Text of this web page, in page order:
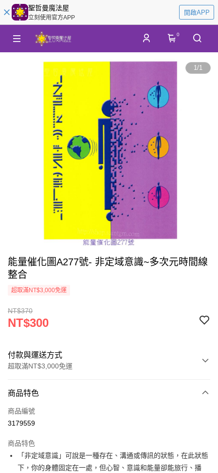
聖哲曼魔法屋
立刻使用官方APP
開啟APP
0
1/1
能量催化圖A277號- 非定域意識~多次元時間線
整合
超取滿NT$3,000免運
NT$370
NT$300
付款與運送方式
超取滿NT$3,000免運
信用卡一次付款
超商取貨付款
Apple Pay
街口支付
商品特色
商品編號
3179559
商品特色
「非定域意識」可說是一種存在、溝通或傳訊的狀態，在此狀態
下，你的身體固定在一處，但心智、意識和能量卻能旅行、播